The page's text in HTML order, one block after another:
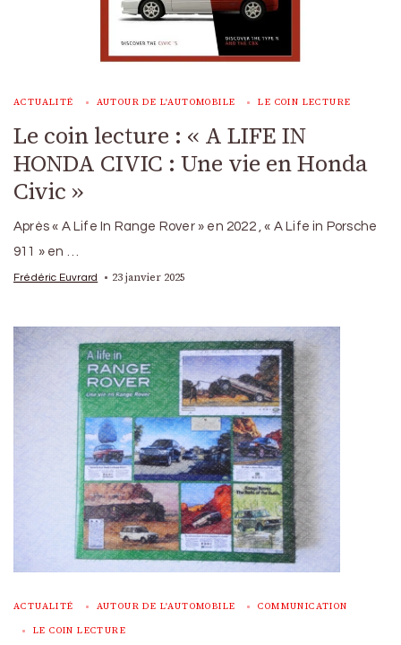
ACTUALITÉ AUTOUR DE L'AUTOMOBILE LE COIN LECTURE
Le coin lecture : « A LIFE IN
HONDA CIVIC : Une vie en Honda
Civic »
Après « A Life In Range Rover » en 2022 , « A Life in Porsche
911 » en …
Frédéric Euvrard 23 janvier 2025
ACTUALITÉ AUTOUR DE L'AUTOMOBILE COMMUNICATION
LE COIN LECTURE